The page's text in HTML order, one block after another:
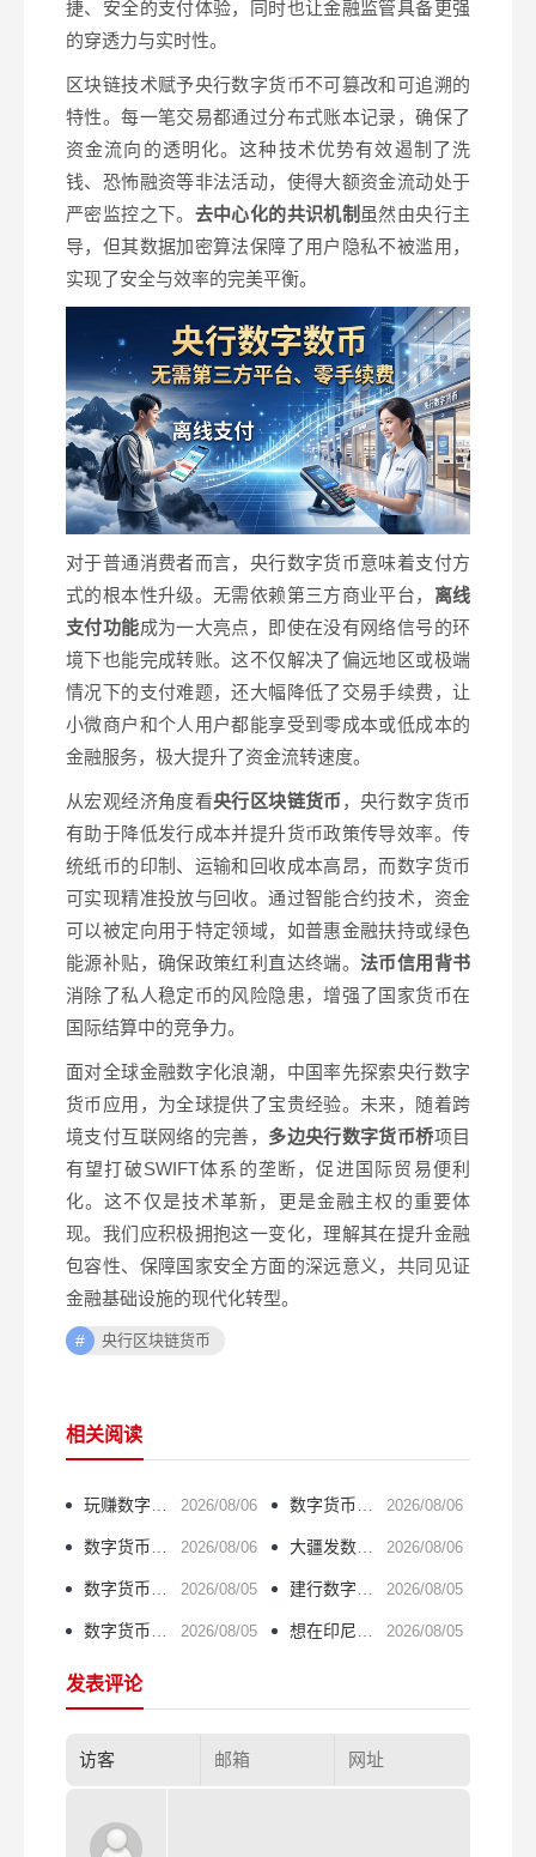
捷、安全的支付体验，同时也让金融监管具备更强
的穿透力与实时性。
区块链技术赋予央行数字货币不可篡改和可追溯的
特性。每一笔交易都通过分布式账本记录，确保了
资金流向的透明化。这种技术优势有效遏制了洗
钱、恐怖融资等非法活动，使得大额资金流动处于
严密监控之下。 去中心化的共识机制 虽然由央行主
导，但其数据加密算法保障了用户隐私不被滥用，
实现了安全与效率的完美平衡。
对于普通消费者而言，央行数字货币意味着支付方
式的根本性升级。无需依赖第三方商业平台， 离线
支付功能成为一大亮点，即使在没有网络信号的环
境下也能完成转账。这不仅解决了偏远地区或极端
情况下的支付难题，还大幅降低了交易手续费，让
小微商户和个人用户都能享受到零成本或低成本的
金融服务，极大提升了资金流转速度。
从宏观经济角度看央行区块链货币，央行数字货币
有助于降低发行成本并提升货币政策传导效率。传
统纸币的印制、运输和回收成本高昂，而数字货币
可实现精准投放与回收。通过智能合约技术，资金
可以被定向用于特定领域，如普惠金融扶持或绿色
能源补贴，确保政策红利直达终端。法币信用背书
消除了私人稳定币的风险隐患，增强了国家货币在
国际结算中的竞争力。
面对全球金融数字化浪潮，中国率先探索央行数字
货币应用，为全球提供了宝贵经验。未来，随着跨
境支付互联网络的完善， 多边央行数字货币桥项目
有望打破SWIFT体系的垄断，促进国际贸易便利
化。这不仅是技术革新，更是金融主权的重要体
现。我们应积极拥抱这一变化，理解其在提升金融
包容性、保障国家安全方面的深远意义，共同见证
金融基础设施的现代化转型。
央行区块链货币
相关阅读
2026/08/06
玩赚数字货币游戏：普通人如何通过区块链游戏获利 2026/08/06
数字货币怎么铸币？一文讲清挖矿与共识机制
2026/08/06
数字货币去中心化英文怎么说？一文搞懂核心概念 2026/08/06
大疆发数字货币？无人机跨界加密圈的野心有多大
2026/08/05
数字货币论文题目怎么写？这5个方向最实用 2026/08/05
建行数字货币蓝筹，普通人能参与吗？
2026/08/05
数字货币最关键的环节是什么？一文讲清楚 2026/08/05
想在印尼做数字货币？牌照申请条件、流程、费用详解
发表评论